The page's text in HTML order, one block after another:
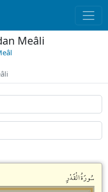
Meâli
سُورَةُالْقَدْرِ